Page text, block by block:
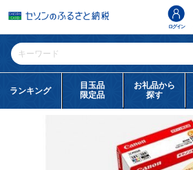
ログイン
ランキング
目玉品
限定品
お礼品から
探す